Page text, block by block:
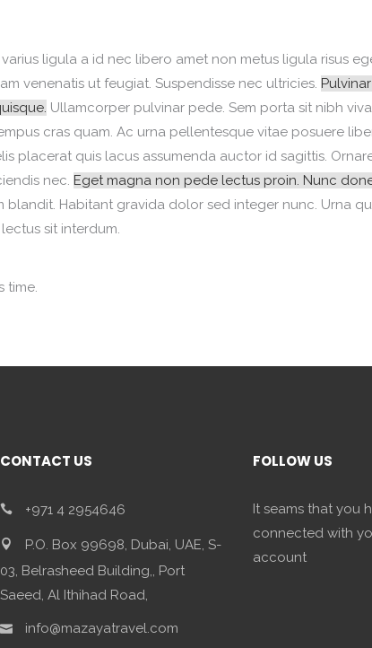
ligula a id nec libero amet non metus ligula risus
venenatis ut feugiat. Suspendisse nec ultricies.
Ullamcorper pulvinar pede. Sem porta sit nibh
cras quam. Ac urna pellentesque vitae posuere
placerat quis lacus assumenda auctor id sagittis.
nec. Eget magna non pede lectus proin. Nunc
blandit. Habitant gravida dolor sed integer nunc. Urna
sit interdum.
time.
CONTACT US
+971 4 2954646
P.O. Box 99698, Dubai, UAE, S-
03, Belrasheed Building,, Port
Saeed, Al Ithihad Road,
info@mazayatravel.com
FOLLOW US
It seams that you
connected with
account